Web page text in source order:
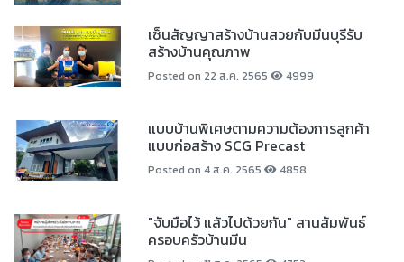
เซ็นสัญญาสร้างบ้านสวยกับมีนบุรีรับ
สร้างบ้านคุณภาพ
Posted on 22 ส.ค. 2565 4999
แบบบ้านพิเศษตามความต้องการลูกค้า
แบบก่อสร้าง SCG Precast
Posted on 4 ส.ค. 2565 4858
"จับมือไว้ แล้วไปด้วยกัน" สานสัมพันธ์
ครอบครัวบ้านมีน